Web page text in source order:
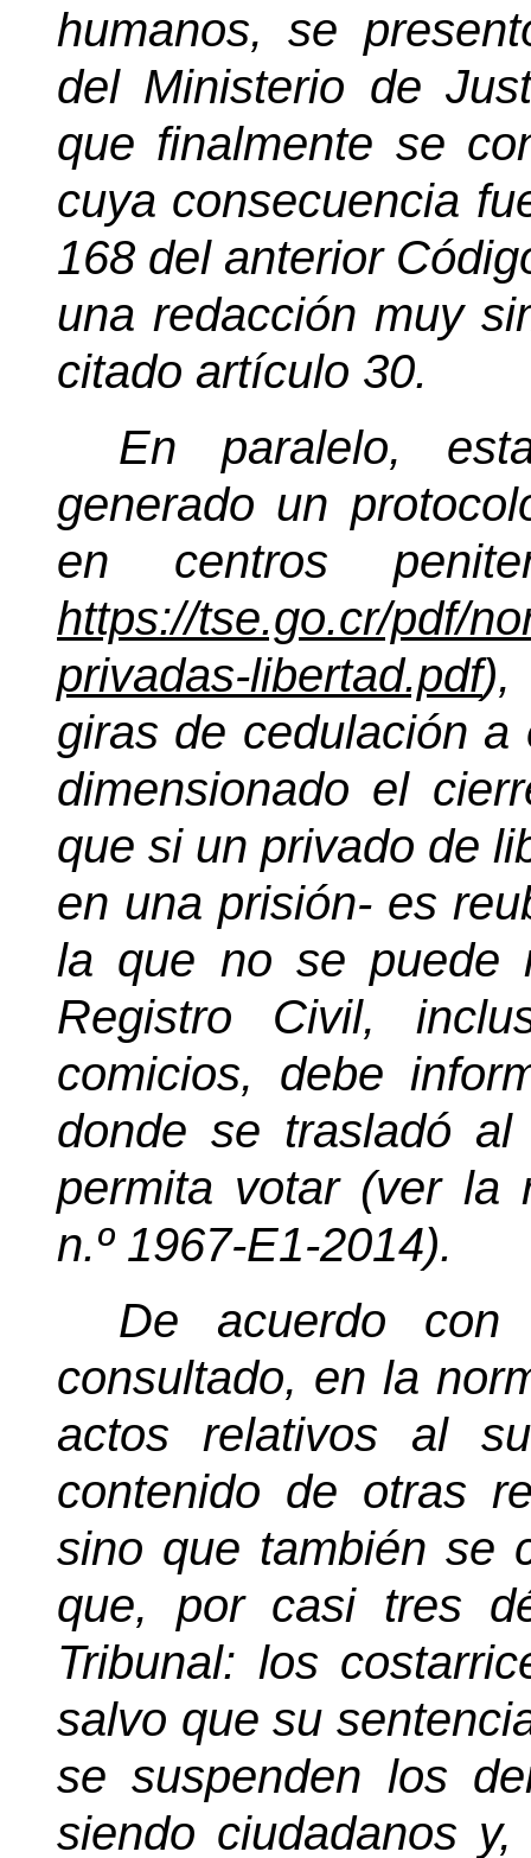
humanos, se
del Ministerio de
que finalmente se
cuya consecuencia
168 del anterior
una redacción muy
citado artículo 30.
En paralelo,
generado un
en centros
https://tse.go.cr/pdf/
privadas-libertad.pdf),
giras de cedulación
dimensionado el
que si un privado de
en una prisión- es
la que no se puede
Registro Civil,
comicios, debe
donde se trasladó
permita votar (ver la
n.º 1967-E1-2014).
De acuerdo con
consultado, en la
actos relativos al
contenido de otras
sino que también se
que, por casi tres
Tribunal: los
salvo que su
se suspenden los
siendo ciudadanos